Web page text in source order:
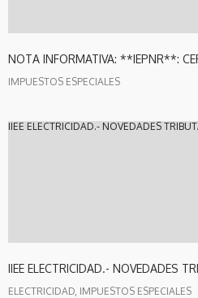
NOTA INFORMATIVA: **IEPNR**:
IMPUESTOS ESPECIALES
IIEE ELECTRICIDAD.- NOVEDADES
IIEE ELECTRICIDAD.- NOVEDADES
ELECTRICIDAD, IMPUESTOS ESPECIALES